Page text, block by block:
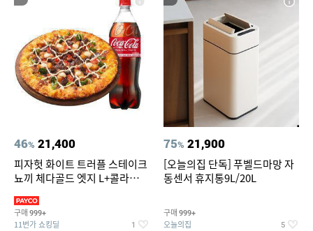
46% 21,400
피자헛 화이트 트러플 스테이크
뇨끼 체다골드 엣지 L+콜라
구매 999+
11번가 쇼킹딜 1
75% 21,900
[오늘의집 단독] 푸벨드마망 자
동센서 휴지통9L/20L
구매 999+
오늘의집 5